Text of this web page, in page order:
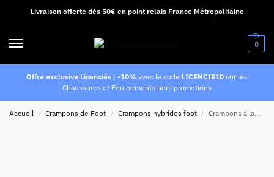
Livraison offerte dès 50€ en point relais France Métropolitaine
0
Offre exclusive Licenciés | -10% avec le code LICENCIE10 sur les
Chaussures et Équipements hors promotions
Accueil / Crampons de Foot / Crampons hybrides foot / Crampons à languette rabattue Adidas Predator League SG Gris